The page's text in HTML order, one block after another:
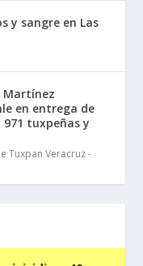
y sangre en Las
Martínez
en entrega de
tuxpeñas y
Tuxpan Veracruz -